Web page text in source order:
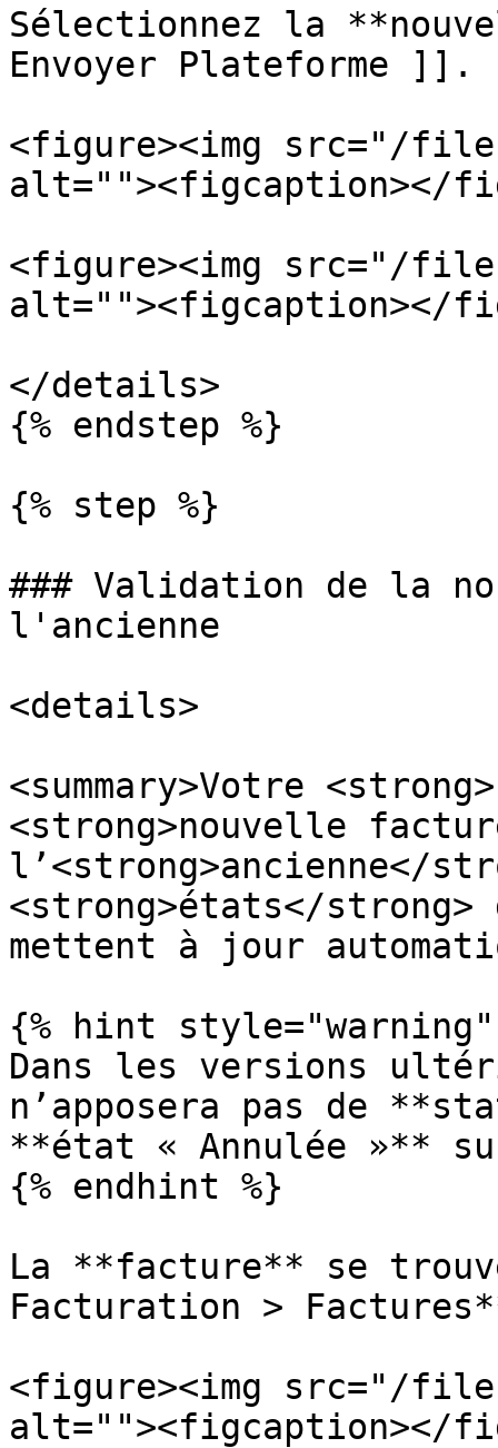
Sélectionnez la
Envoyer Plateforme ]].
<figure><img src="/files/
alt=""><figcaption></
<figure><img src="/
alt=""><figcaption></
</details>
{% endstep %}
{% step %}
### Validation de la
l'ancienne
<details>
<summary>Votre
<strong>nouvelle
l’<strong>ancienne</
<strong>états</
mettent à jour
{% hint style="warning"
Dans les versions
n’apposera pas de
**état « Annulée »**
{% endhint %}
La **facture** se
Facturation >
<figure><img src="/files/
alt=""><figcaption></